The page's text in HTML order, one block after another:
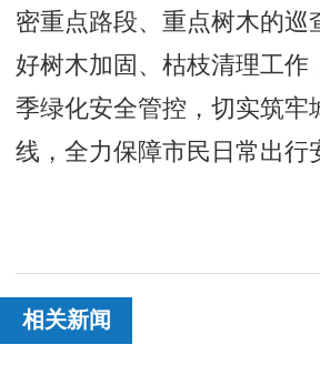
密重点路段、重点树木的巡
好树木加固、枯枝清理工作
季绿化安全管控，切实筑牢
线，全力保障市民日常出行
相关新闻